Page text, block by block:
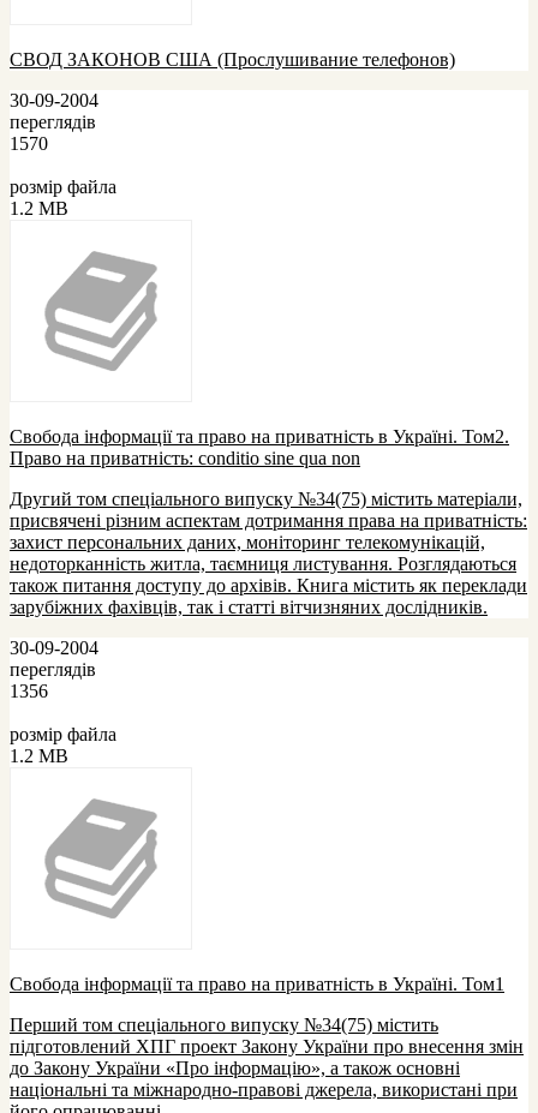
СВОД ЗАКОНОВ США (Прослушивание телефонов)
30-09-2004
переглядів
1570
розмір файла
1.2 MB
Свобода інформації та право на приватність в Україні. Том2.
Право на приватність: conditio sine qua non
Другий том спеціального випуску №34(75) містить матеріали,
присвячені різним аспектам дотримання права на приватність:
захист персональних даних, моніторинг телекомунікацій,
недоторканність житла, таємниця листування. Розглядаються
також питання доступу до архівів. Книга містить як переклади
зарубіжних фахівців, так і статті вітчизняних дослідників.
30-09-2004
переглядів
1356
розмір файла
1.2 MB
Свобода інформації та право на приватність в Україні. Том1
Перший том спеціального випуску №34(75) містить
підготовлений ХПГ проект Закону України про внесення змін
до Закону України «Про інформацію», а також основні
національні та міжнародно-правові джерела, використані при